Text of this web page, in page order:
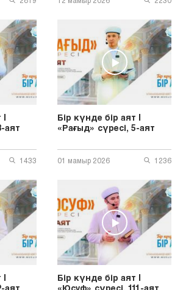
|
аят
1433
Бір күнде бір аят |
«Рағыд» сүресі, 5-аят
01 мамыр 2026 1236
|
аят
Бір күнде бір аят |
«Юсуф» сүресі, 111-аят